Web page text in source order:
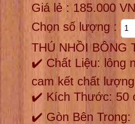
Giá lẻ : 185.000
Chọn số lượng :
THÚ NHỒI BÔNG
✔️ Chất Liệu: lông
cam kết chất
✔️ Kích Thước: 50
✔️ Gòn Bên Trong: